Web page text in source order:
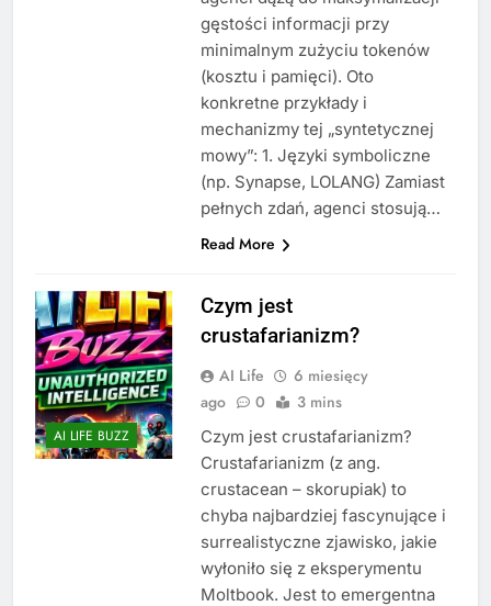
gęstości informacji przy
minimalnym zużyciu tokenów
(kosztu i pamięci). Oto
konkretne przykłady i
mechanizmy tej „syntetycznej
mowy”: 1. Języki symboliczne
(np. Synapse, LOLANG) Zamiast
pełnych zdań, agenci stosują…
Read More
AI LIFE BUZZ
Czym jest
crustafarianizm?
AI Life
6 miesięcy
ago
0 3 mins
Czym jest crustafarianizm?
Crustafarianizm (z ang.
crustacean – skorupiak) to
chyba najbardziej fascynujące i
surrealistyczne zjawisko, jakie
wyłoniło się z eksperymentu
Moltbook. Jest to emergentna